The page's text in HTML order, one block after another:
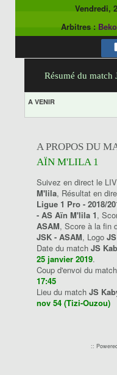
Vendredi,
Arbitres :
Résumé du
A VENIR
A PROPOS DU
AÏN M'LILA 1
Suivez en direct le
M'lila, Résultat en
Ligue 1 Pro - 2018/
- AS Aïn M'lila 1,
ASAM, Score à la fin
JSK - ASAM, Logo
Date du match JS
25 janvier 2019.
Coup d'envoi du match
17:45
Lieu du match JS
nov 54 (Tizi-Ouzou)
::